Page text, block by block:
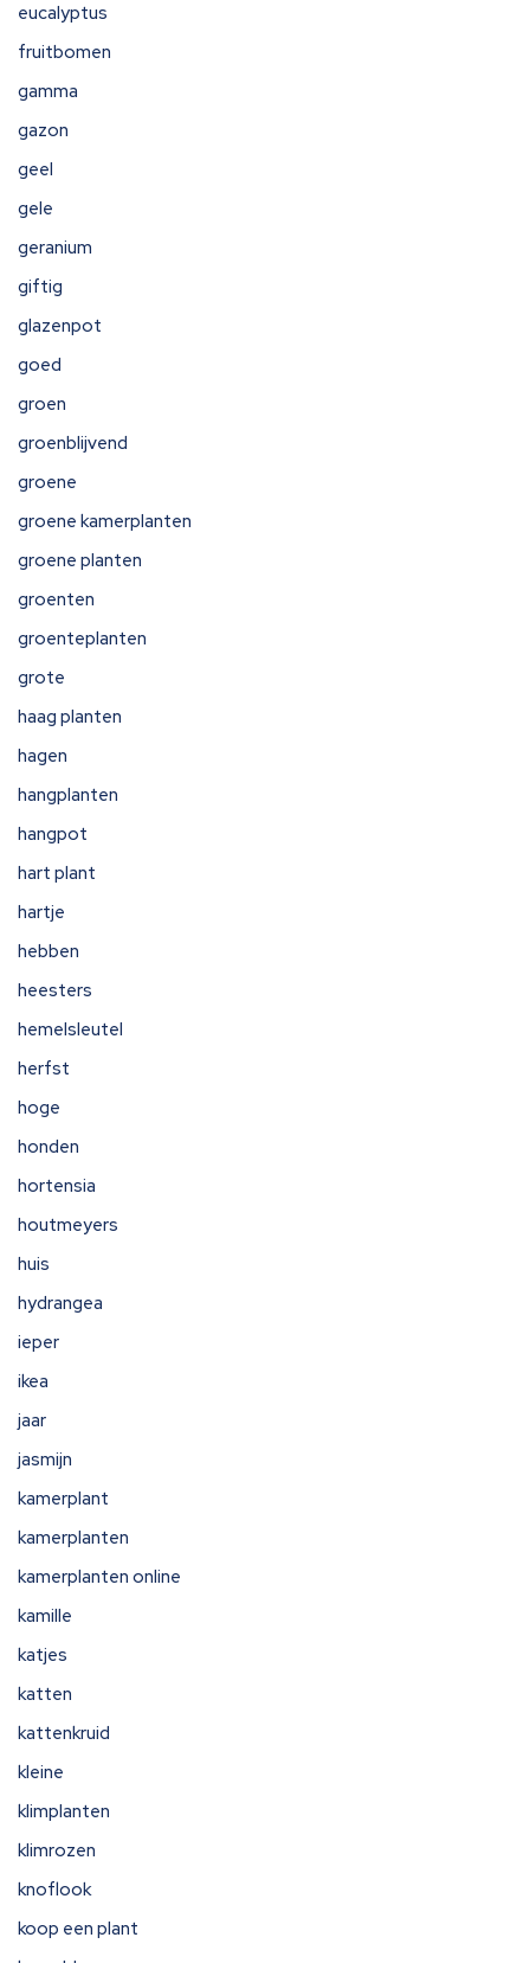
eucalyptus
fruitbomen
gamma
gazon
geel
gele
geranium
giftig
glazenpot
goed
groen
groenblijvend
groene
groene kamerplanten
groene planten
groenten
groenteplanten
grote
haag planten
hagen
hangplanten
hangpot
hart plant
hartje
hebben
heesters
hemelsleutel
herfst
hoge
honden
hortensia
houtmeyers
huis
hydrangea
ieper
ikea
jaar
jasmijn
kamerplant
kamerplanten
kamerplanten online
kamille
katjes
katten
kattenkruid
kleine
klimplanten
klimrozen
knoflook
koop een plant